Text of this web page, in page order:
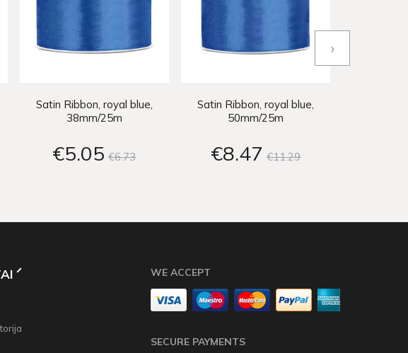
Satin Ribbon, royal blue,
38mm/25m
€5 05 €673
Satin Ribbon, royal blue,
50mm/25m
€8 47 €1129
›
WE ACCEPT
SECURE PAYMENTS